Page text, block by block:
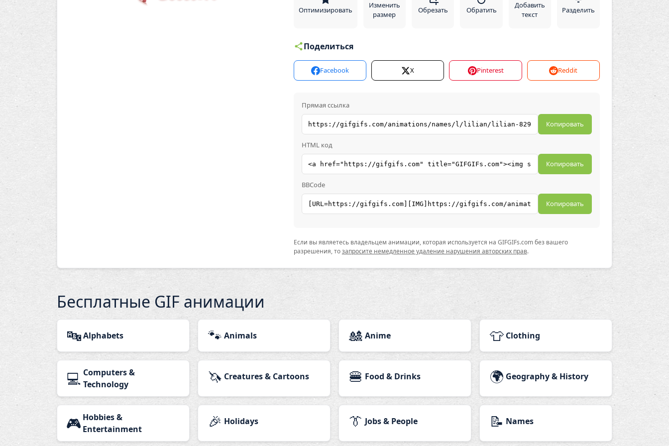
Оптимизировать
Изменить
размер
Обрезать Обратить
Добавить
текст
Разделить
Поделиться
Facebook X Pinterest Reddit
Прямая ссылка
Копировать
HTML код
Копировать
BBCode
Копировать
Если вы являетесь владельцем анимации, которая используется на GIFGIFs.com без вашего
разрешения, тозапросите немедленное удаление нарушения авторских прав.
Бесплатные GIF анимации
🔤Alphabets 🐾 Animals 🎎 Anime 👕 Clothing
💻 Computers &
Technology
🦄 Creatures & Cartoons 🍔 Food & Drinks 🌍 Geography & History
🎮 Hobbies &
Entertainment
🎉 Holidays 👔 Jobs & People 📝 Names